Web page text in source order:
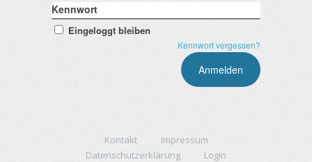
Kennwort
Eingeloggt bleiben
Kennwort vergessen?
Kontakt
Impressum
Datenschutzerklärung
Login